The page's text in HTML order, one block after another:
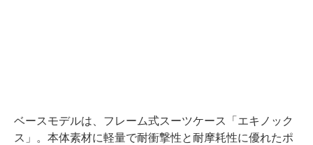
ベースモデルは、フレーム式スーツケース「エキノック
ス」。本体素材に軽量で耐衝撃性と耐摩耗性に優れたポ